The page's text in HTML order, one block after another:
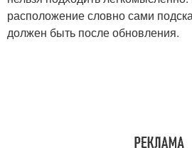
расположение словно сами
должен быть после обновления.